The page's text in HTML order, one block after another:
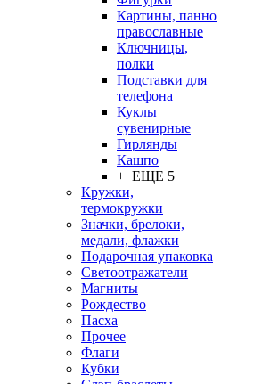
Картины, панно
православные
Ключницы,
полки
Подставки для
телефона
Куклы
сувенирные
Гирлянды
Кашпо
+ ЕЩЕ 5
Кружки,
термокружки
Значки, брелоки,
медали, флажки
Подарочная упаковка
Светоотражатели
Магниты
Рождество
Пасха
Прочее
Флаги
Кубки